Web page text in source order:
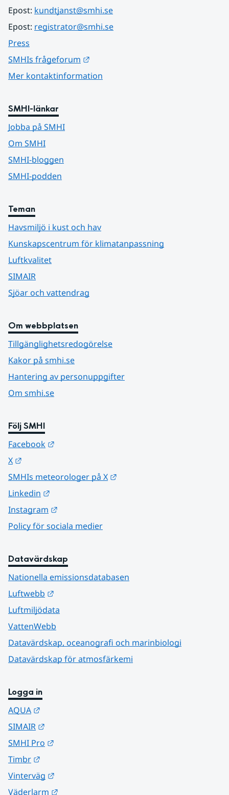
Epost: kundtjanst@smhi.se
Epost: registrator@smhi.se
Press
SMHIs frågeforum
Mer kontaktinformation
SMHI-länkar
Jobba på SMHI
Om SMHI
SMHI-bloggen
SMHI-podden
Teman
Havsmiljö i kust och hav
Kunskapscentrum för klimatanpassning
Luftkvalitet
SIMAIR
Sjöar och vattendrag
Om webbplatsen
Tillgänglighetsredogörelse
Kakor på smhi.se
Hantering av personuppgifter
Om smhi.se
Följ SMHI
Facebook
X
SMHIs meteorologer på X
Linkedin
Instagram
Policy för sociala medier
Datavärdskap
Nationella emissionsdatabasen
Luftwebb
Luftmiljödata
VattenWebb
Datavärdskap, oceanografi och marinbiologi
Datavärdskap för atmosfärkemi
Logga in
AQUA
SIMAIR
SMHI Pro
Timbr
Vinterväg
Väderlarm